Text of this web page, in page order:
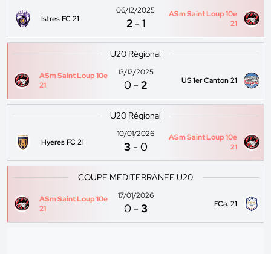
Istres FC 21
06/12/2025
2 -1
ASm Saint Loup 10e
21
U20 Régional
ASm Saint Loup 10e
21
13/12/2025
0 -2 US 1er Canton 21
U20 Régional
Hyeres FC 21
10/01/2026
3 -0
ASm Saint Loup 10e
21
COUPE MEDITERRANEE U20
ASm Saint Loup 10e
21
17/01/2026
0 -3 FCa. 21